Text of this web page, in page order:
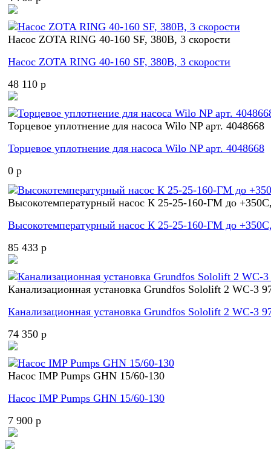
Насос ZOTA RING 40-160 SF, 380В, 3 скорости
Насос ZOTA RING 40-160 SF, 380В, 3 скорости
48 110 p
Торцевое уплотнение для насоса Wilo NP арт. 4048668
Торцевое уплотнение для насоса Wilo NP арт. 4048668
0 p
Высокотемпературный насос К 25-25-160-ГМ до
Высокотемпературный насос К 25-25-160-ГМ до
85 433 p
Канализационная установка Grundfos Sololift 2 WC-3
Канализационная установка Grundfos Sololift 2 WC-3
74 350 p
Насос IMP Pumps GHN 15/60-130
Насос IMP Pumps GHN 15/60-130
7 900 p